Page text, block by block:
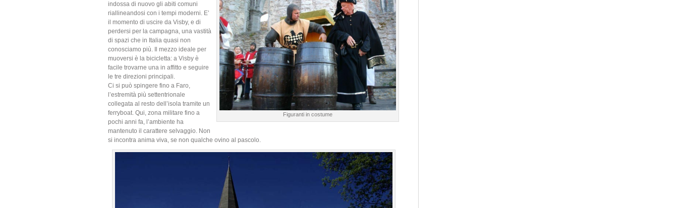
Figuranti in costume
indossa di nuovo gli abiti comuni
riallineandosi con i tempi moderni. E’
il momento di uscire da Visby, e di
perdersi per la campagna, una vastità
di spazi che in Italia quasi non
conosciamo più. Il mezzo ideale per
muoversi è la bicicletta: a Visby è
facile trovarne una in affitto e seguire
le tre direzioni principali.
Ci si può spingere fino a Faro,
l’estremità più settentrionale
collegata al resto dell’isola tramite un
ferryboat. Qui, zona militare fino a
pochi anni fa, l’ambiente ha
mantenuto il carattere selvaggio. Non
si incontra anima viva, se non qualche ovino al pascolo.